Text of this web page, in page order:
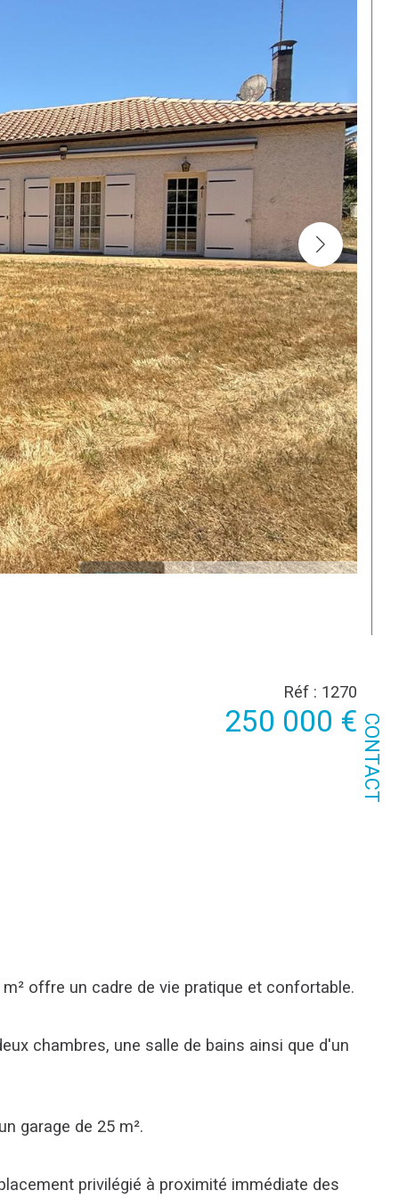
CONTACT
Réf : 1270
250 000 €
offre un cadre de vie pratique et confortable.
chambres, une salle de bains ainsi que d'un
garage de 25 m².
privilégié à proximité immédiate des